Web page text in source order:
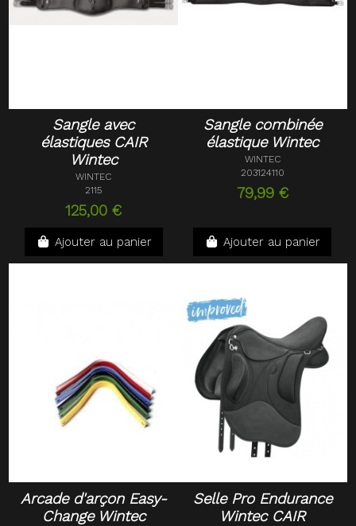
Sangle avec
élastiques CAIR
Wintec
WINTEC
2115
125,00 €
Ajouter au panier
Sangle combinée
élastique Wintec
WINTEC
203124110
79,99 €
Ajouter au panier
Arcade d'arçon Easy-
Change Wintec
Selle Pro Endurance
Wintec CAIR